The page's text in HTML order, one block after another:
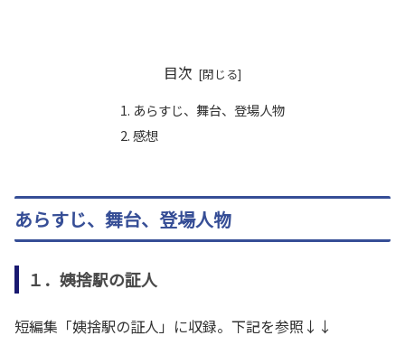
目次
あらすじ、舞台、登場人物
感想
あらすじ、舞台、登場人物
１．姨捨駅の証人
短編集「姨捨駅の証人」に収録。下記を参照↓↓